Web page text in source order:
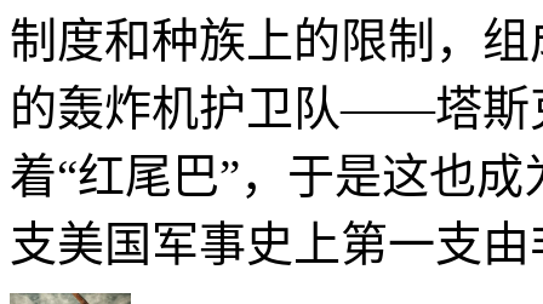
制度和种族上的限制，
的轰炸机护卫队——塔斯
着“红尾巴”，于是这也
支美国军事史上第一支